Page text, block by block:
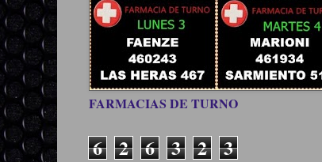
FARMACIAS DE TURNO
6 2 6 3 2 3